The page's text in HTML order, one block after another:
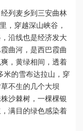
列麦乡到三安曲林
，穿越深山峡谷，
沿线也是经济发大
曲河，是西巴霞曲
，黄绿相间，透着
米的雪布达拉山，穿
不生的几个大坝
沙棘树，一棵棵银
满目的绿色感染着